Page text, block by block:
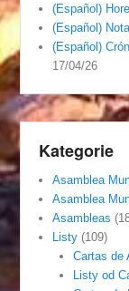
(Español)
(Español)
(Español)
17/04/26
Kategorie
Asamblea
Asamblea
Asambleas
Listy (109)
Cartas de
Listy od